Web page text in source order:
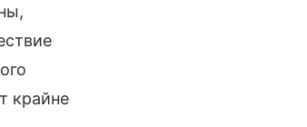
крайне